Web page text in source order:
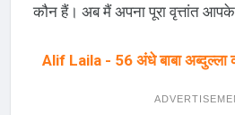
कौन हैं। अब मैं अपना पूरा वृत्तांत
Alif Laila - 56 अंधे बाबा अब्दुल्ला